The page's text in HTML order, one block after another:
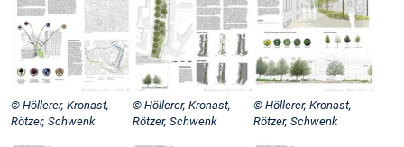
© Höllerer, Kronast,
Rötzer, Schwenk
© Höllerer, Kronast,
Rötzer, Schwenk
© Höllerer, Kronast,
Rötzer, Schwenk